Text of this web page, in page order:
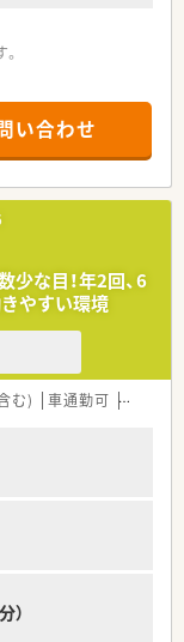
い合わせ
少な目！年2回、6
やすい環境
む) 車通勤可 高給与
）